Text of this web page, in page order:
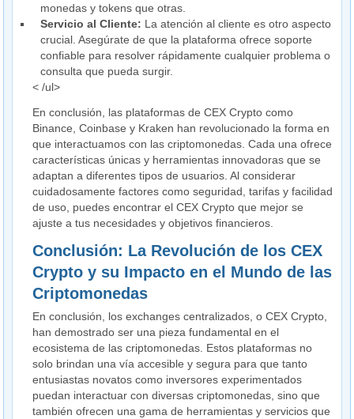
monedas y tokens que otras.
Servicio al Cliente: La atención al cliente es otro aspecto
crucial. Asegúrate de que la plataforma ofrece soporte
confiable para resolver rápidamente cualquier problema o
consulta que pueda surgir.
< /ul>
En conclusión, las plataformas de CEX Crypto como
Binance, Coinbase y Kraken han revolucionado la forma en
que interactuamos con las criptomonedas. Cada una ofrece
características únicas y herramientas innovadoras que se
adaptan a diferentes tipos de usuarios. Al considerar
cuidadosamente factores como seguridad, tarifas y facilidad
de uso, puedes encontrar el CEX Crypto que mejor se
ajuste a tus necesidades y objetivos financieros.
Conclusión: La Revolución de los CEX
Crypto y su Impacto en el Mundo de las
Criptomonedas
En conclusión, los exchanges centralizados, o CEX Crypto,
han demostrado ser una pieza fundamental en el
ecosistema de las criptomonedas. Estos plataformas no
solo brindan una vía accesible y segura para que tanto
entusiastas novatos como inversores experimentados
puedan interactuar con diversas criptomonedas, sino que
también ofrecen una gama de herramientas y servicios que